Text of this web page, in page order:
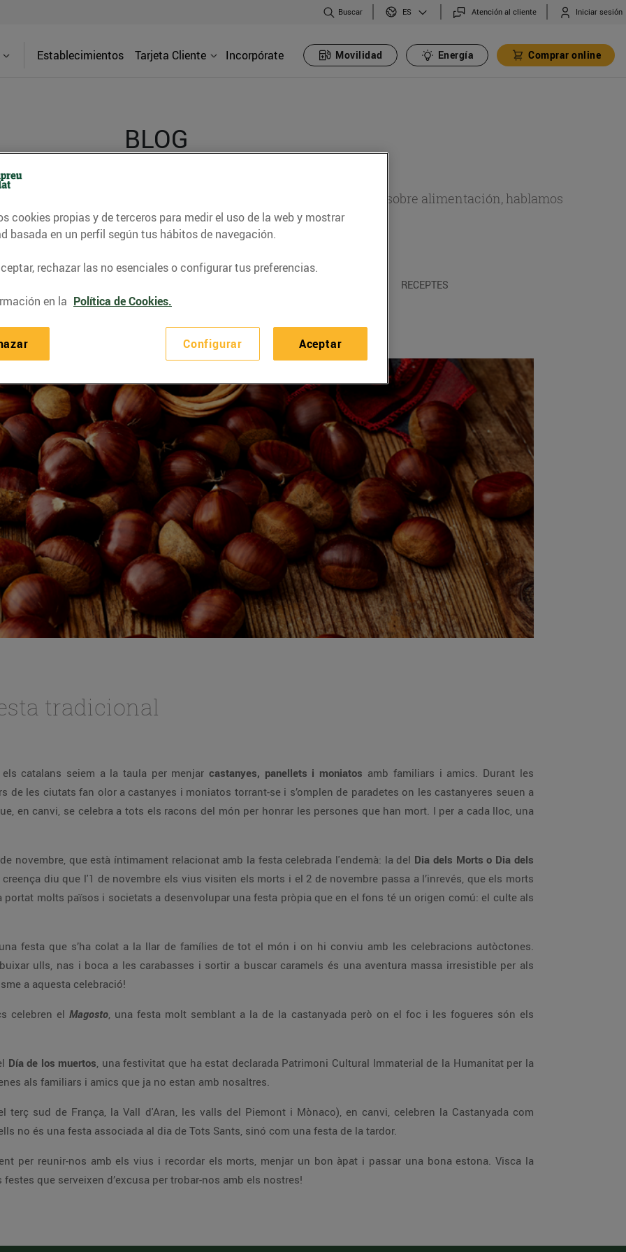
Buscar ES Atención al cliente Iniciar sesión
Establecimientos Tarjeta Cliente Incorpórate Movilidad Energía Comprar online
BLOG
recetas, consejos nutricionales, información de actualidad sobre alimentación, hablamos
gastronomía de nuestro territorio y muchos otros temas.
RECEPTES
tradicional
catalans seiem a la taula per menjar castanyes, panellets i moniatos amb familiars i amics. Durant les
de les ciutats fan olor a castanyes i moniatos torrant-se i s’omplen de paradetes on les castanyeres seuen a
en canvi, se celebra a tots els racons del món per honrar les persones que han mort. I per a cada lloc, una
de novembre, que està íntimament relacionat amb la festa celebrada l'endemà: la del Dia dels Morts o Dia dels
diu que l'1 de novembre els vius visiten els morts i el 2 de novembre passa a l’inrevés, que els morts
molts països i societats a desenvolupar una festa pròpia que en el fons té un origen comú: el culte als
festa que s’ha colat a la llar de famílies de tot el món i on hi conviu amb les celebracions autòctones.
ulls, nas i boca a les carabasses i sortir a buscar caramels és una aventura massa irresistible per als
a aquesta celebració!
celebren el Magosto, una festa molt semblant a la de la castanyada però on el foc i les fogueres són els
Día de los muertos, una festivitat que ha estat declarada Patrimoni Cultural Immaterial de la Humanitat per la
als familiars i amics que ja no estan amb nosaltres.
terç sud de França, la Vall d'Aran, les valls del Piemont i Mònaco), en canvi, celebren la Castanyada com
no és una festa associada al dia de Tots Sants, sinó com una festa de la tardor.
per reunir-nos amb els vius i recordar els morts, menjar un bon àpat i passar una bona estona. Visca la
festes que serveixen d’excusa per trobar-nos amb els nostres!
cookies propias y de terceros para medir el uso de la web y mostrar
basada en un perfil según tus hábitos de navegación.
rechazar las no esenciales o configurar tus preferencias.
en la Política de Cookies.
Configurar Aceptar